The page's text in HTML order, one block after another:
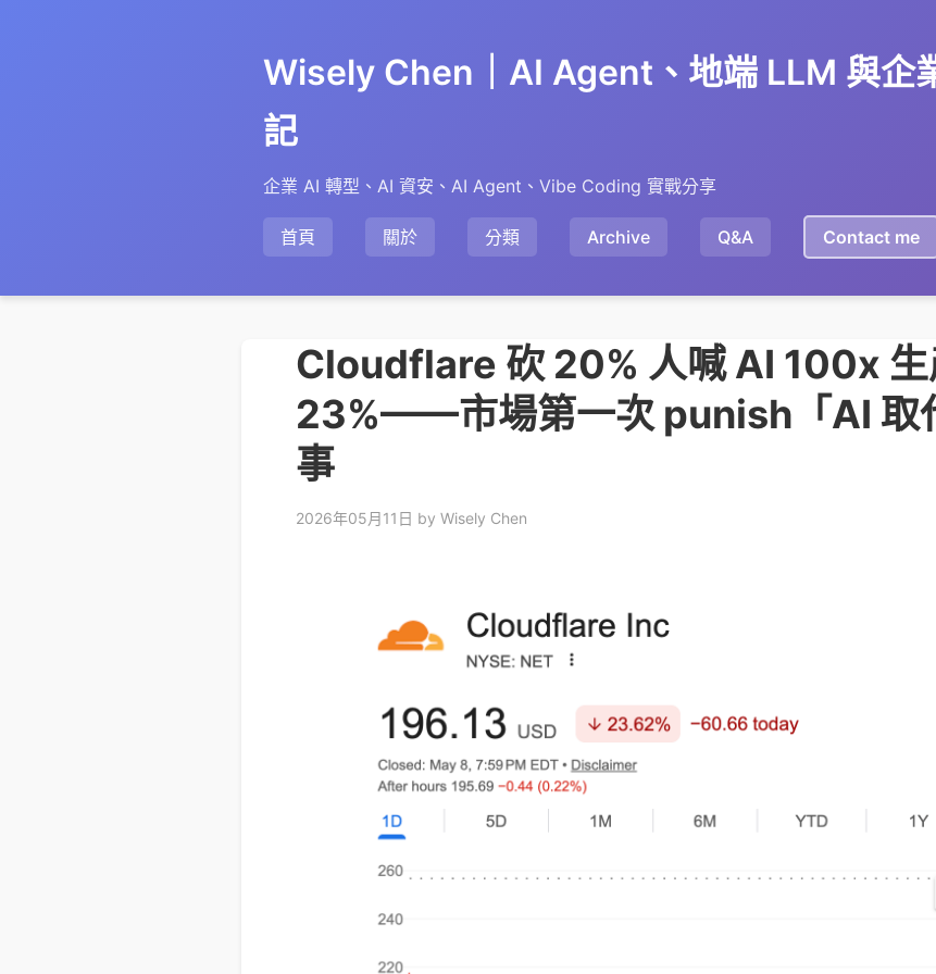
Wisely Chen｜AI Agent、地端 LLM 與企
記
企業 AI 轉型、AI 資安、AI Agent、Vibe Coding 實戰分享
首頁 關於 分類 Archive Q&A Contact me
Cloudflare 砍 20% 人喊 AI 100x 生
23%——市場第一次 punish「AI 取
事
2026年05月11日 by Wisely Chen